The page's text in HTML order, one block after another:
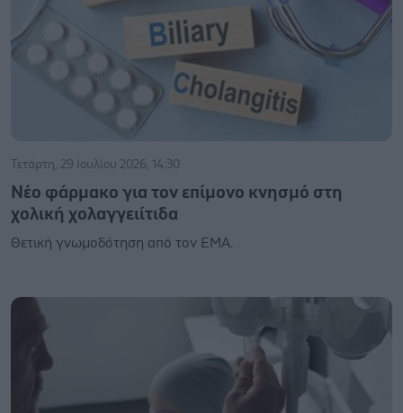
Τετάρτη, 29 Ιουλίου 2026, 14:30
Νέο φάρμακο για τον επίμονο κνησμό στη
χολική χολαγγειίτιδα
Θετική γνωμοδότηση από τον EMA.